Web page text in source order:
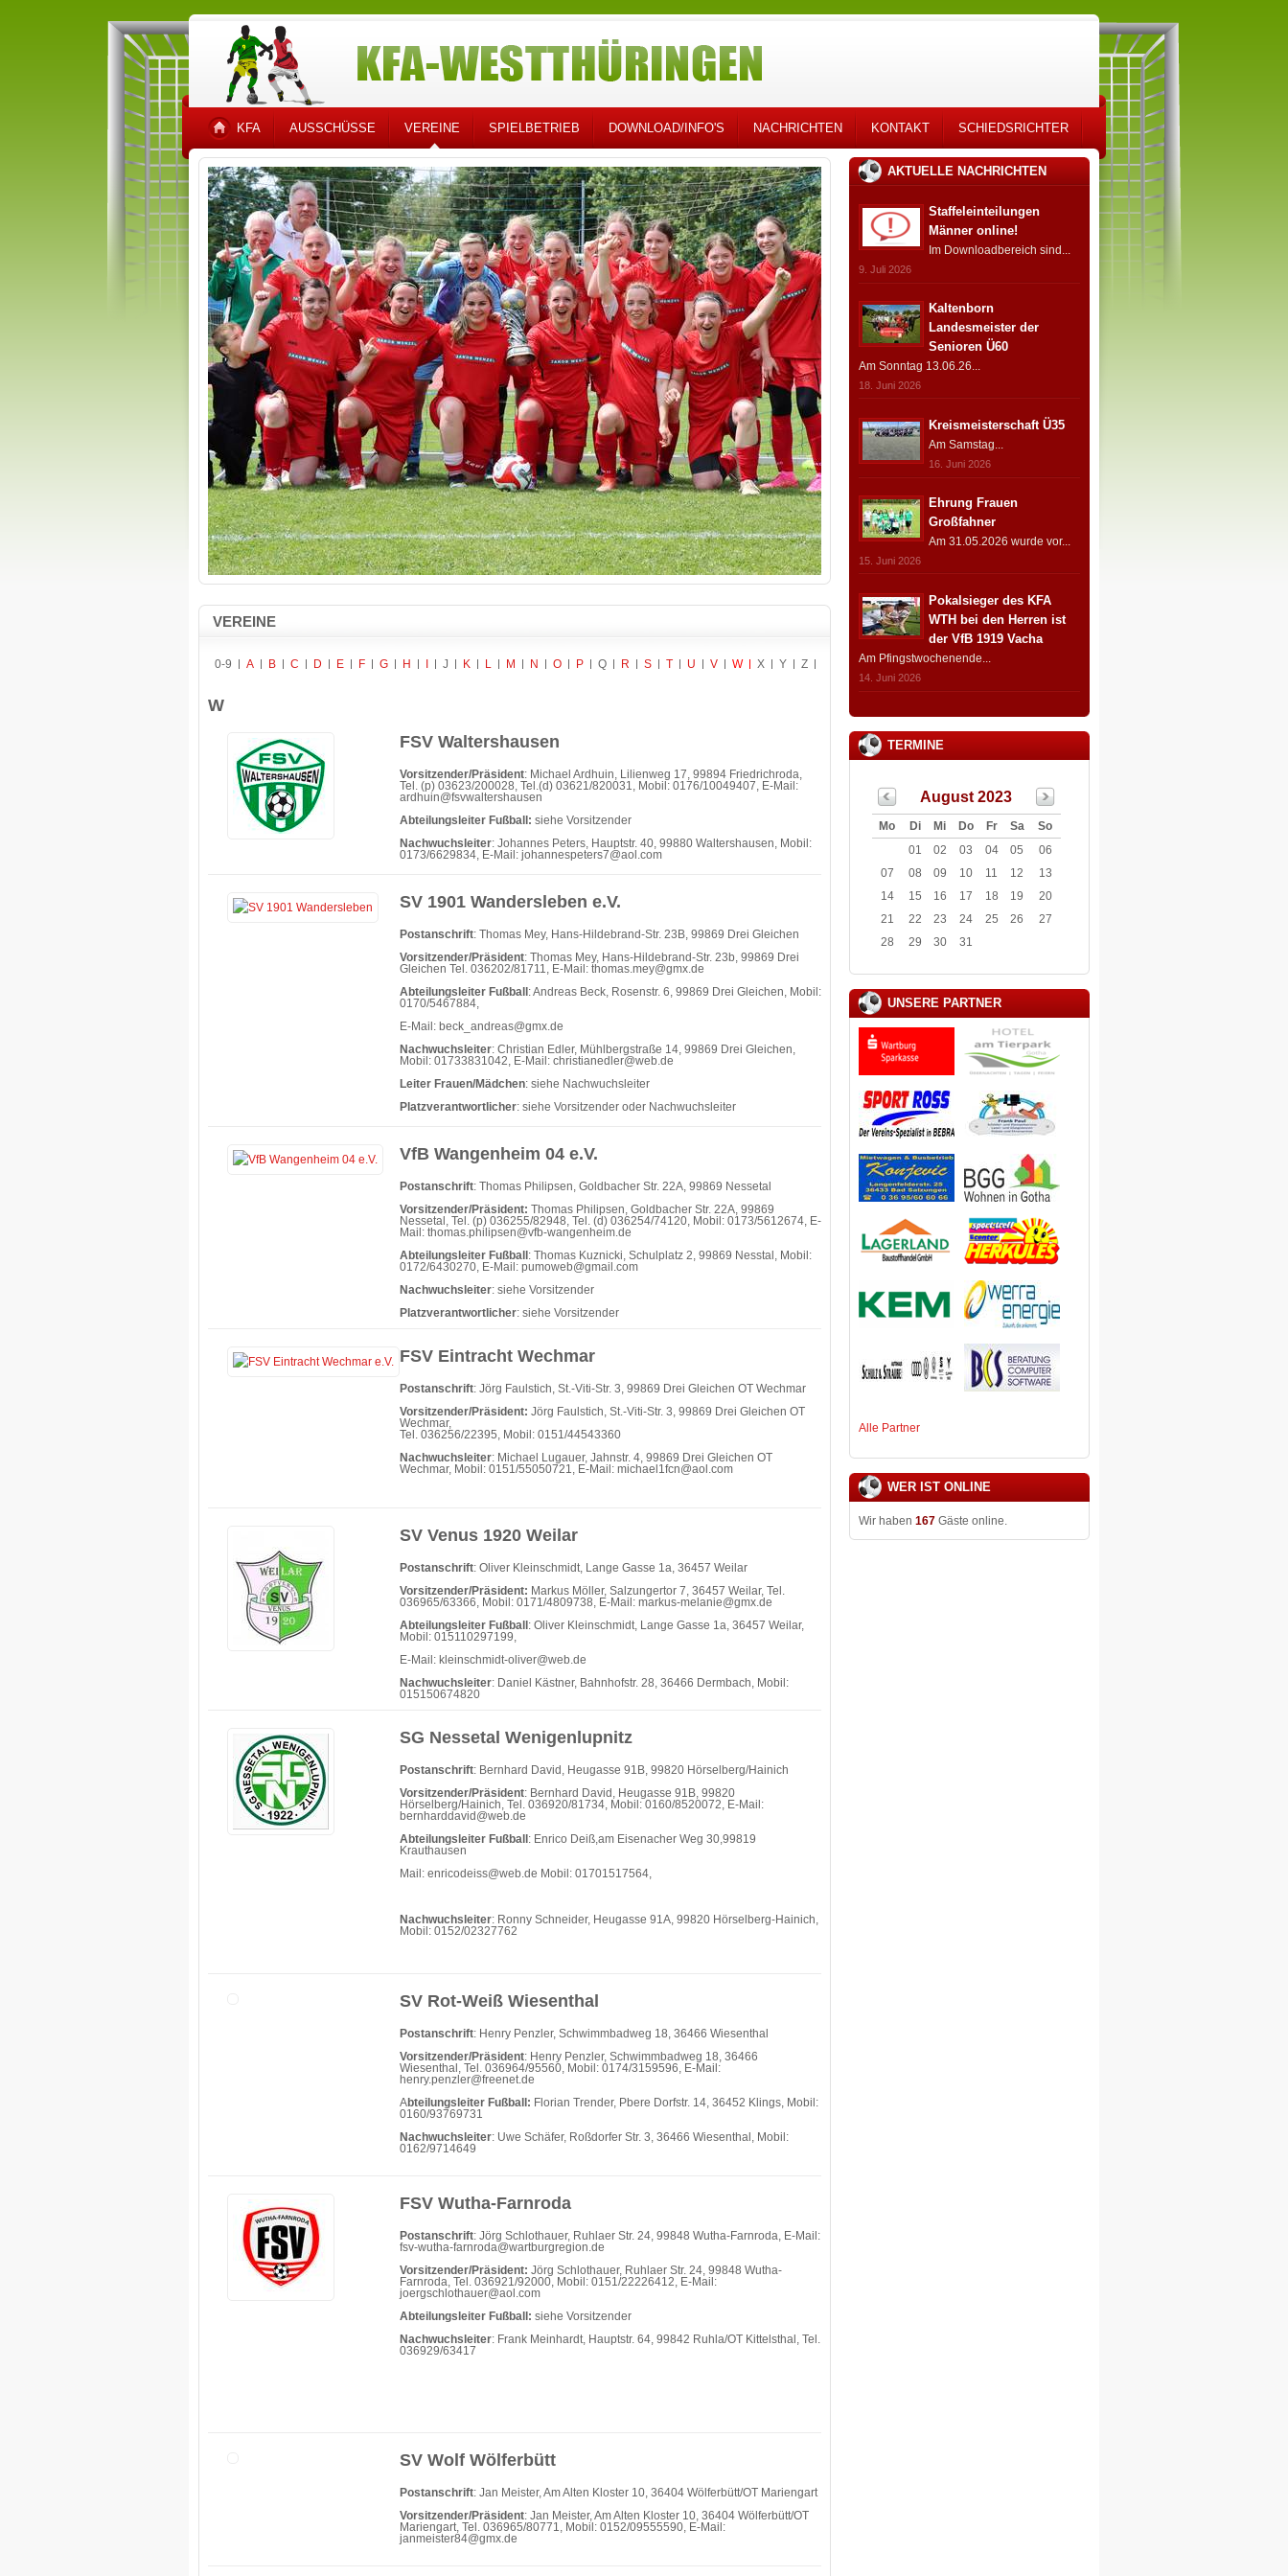
KFA AUSSCHÜSSE VEREINE SPIELBETRIEB DOWNLOAD/INFO'S NACHRICHTEN KONTAKT SCHIEDSRICHTER
VEREINE
0-9 A B C D E F G H J K L M N O P Q R S T U V W X Y Z
W
FSV Waltershausen
Vorsitzender/Präsident: Michael Ardhuin, Lilienweg 17, 99894 Friedrichroda,
Tel. (p) 03623/200028, Tel.(d) 03621/820031, Mobil: 0176/10049407, E-Mail:
ardhuin@fsvwaltershausen
Abteilungsleiter Fußball: siehe Vorsitzender
Nachwuchsleiter: Johannes Peters, Hauptstr. 40, 99880 Waltershausen, Mobil:
0173/6629834, E-Mail: johannespeters7@aol.com
SV 1901 Wandersleben e.V.
Postanschrift: Thomas Mey, Hans-Hildebrand-Str. 23B, 99869 Drei Gleichen
Vorsitzender/Präsident: Thomas Mey, Hans-Hildebrand-Str. 23b, 99869 Drei
Gleichen Tel. 036202/81711, E-Mail: thomas.mey@gmx.de
Abteilungsleiter Fußball : Andreas Beck, Rosenstr. 6, 99869 Drei Gleichen, Mobil:
0170/5467884,
E-Mail: beck_andreas@gmx.de
Nachwuchsleiter: Christian Edler, Mühlbergstraße 14, 99869 Drei Gleichen,
Mobil: 01733831042, E-Mail: christianedler@web.de
Leiter Frauen/Mädchen: siehe Nachwuchsleiter
Platzverantwortlicher: siehe Vorsitzender oder Nachwuchsleiter
VfB Wangenheim 04 e.V.
Postanschrift: Thomas Philipsen, Goldbacher Str. 22A, 99869 Nessetal
Vorsitzender/Präsident: Thomas Philipsen, Goldbacher Str. 22A, 99869
Nessetal, Tel. (p) 036255/82948, Tel. (d) 036254/74120, Mobil: 0173/5612674, E-
Mail: thomas.philipsen@vfb-wangenheim.de
Abteilungsleiter Fußball : Thomas Kuznicki, Schulplatz 2, 99869 Nesstal, Mobil:
0172/6430270, E-Mail: pumoweb@gmail.com
Nachwuchsleiter: siehe Vorsitzender
Platzverantwortlicher: siehe Vorsitzender
FSV Eintracht Wechmar
Postanschrift: Jörg Faulstich, St.-Viti-Str. 3, 99869 Drei Gleichen OT Wechmar
Vorsitzender/Präsident: Jörg Faulstich, St.-Viti-Str. 3, 99869 Drei Gleichen OT
Wechmar,
Tel. 036256/22395, Mobil: 0151/44543360
Nachwuchsleiter: Michael Lugauer, Jahnstr. 4, 99869 Drei Gleichen OT
Wechmar, Mobil: 0151/55050721, E-Mail: michael1fcn@aol.com
SV Venus 1920 Weilar
Postanschrift: Oliver Kleinschmidt, Lange Gasse 1a, 36457 Weilar
Vorsitzender/Präsident: Markus Möller, Salzungertor 7, 36457 Weilar, Tel.
036965/63366, Mobil: 0171/4809738, E-Mail: markus-melanie@gmx.de
Abteilungsleiter Fußball : Oliver Kleinschmidt, Lange Gasse 1a, 36457 Weilar,
Mobil: 015110297199,
E-Mail: kleinschmidt-oliver@web.de
Nachwuchsleiter: Daniel Kästner, Bahnhofstr. 28, 36466 Dermbach, Mobil:
015150674820
SG Nessetal Wenigenlupnitz
Postanschrift: Bernhard David, Heugasse 91B, 99820 Hörselberg/Hainich
Vorsitzender/Präsident: Bernhard David, Heugasse 91B, 99820
Hörselberg/Hainich, Tel. 036920/81734, Mobil: 0160/8520072, E-Mail:
bernharddavid@web.de
Abteilungsleiter Fußball : Enrico Deiß,am Eisenacher Weg 30,99819
Krauthausen
Mail: enricodeiss@web.de Mobil: 01701517564,
Nachwuchsleiter: Ronny Schneider, Heugasse 91A, 99820 Hörselberg-Hainich,
Mobil: 0152/02327762
SV Rot-Weiß Wiesenthal
Postanschrift: Henry Penzler, Schwimmbadweg 18, 36466 Wiesenthal
Vorsitzender/Präsident: Henry Penzler, Schwimmbadweg 18, 36466
Wiesenthal, Tel. 036964/95560, Mobil: 0174/3159596, E-Mail:
henry.penzler@freenet.de
Abteilungsleiter Fußball: Florian Trender, Pbere Dorfstr. 14, 36452 Klings, Mobil:
0160/93769731
Nachwuchsleiter: Uwe Schäfer, Roßdorfer Str. 3, 36466 Wiesenthal, Mobil:
0162/9714649
FSV Wutha-Farnroda
Postanschrift: Jörg Schlothauer, Ruhlaer Str. 24, 99848 Wutha-Farnroda, E-Mail:
fsv-wutha-farnroda@wartburgregion.de
Vorsitzender/Präsident: Jörg Schlothauer, Ruhlaer Str. 24, 99848 Wutha-
Farnroda, Tel. 036921/92000, Mobil: 0151/22226412, E-Mail:
joergschlothauer@aol.com
Abteilungsleiter Fußball: siehe Vorsitzender
Nachwuchsleiter: Frank Meinhardt, Hauptstr. 64, 99842 Ruhla/OT Kittelsthal, Tel.
036929/63417
SV Wolf Wölferbütt
Postanschrift: Jan Meister, Am Alten Kloster 10, 36404 Wölferbütt/OT Mariengart
Vorsitzender/Präsident: Jan Meister, Am Alten Kloster 10, 36404 Wölferbütt/OT
Mariengart, Tel. 036965/80771, Mobil: 0152/09555590, E-Mail:
janmeister84@gmx.de
AKTUELLE NACHRICHTEN
Staffeleinteilungen
Männer online!
Im Downloadbereich sind...
9. Juli 2026
Kaltenborn
Landesmeister der
Senioren Ü60
Am Sonntag 13.06.26...
18. Juni 2026
Kreismeisterschaft Ü35
Am Samstag...
16. Juni 2026
Ehrung Frauen
Großfahner
Am 31.05.2026 wurde vor...
15. Juni 2026
Pokalsieger des KFA
WTH bei den Herren ist
der VfB 1919 Vacha
Am Pfingstwochenende...
14. Juni 2026
TERMINE
August 2023
Mo Di Mi Do Fr Sa
So
01
02 03 04 05
06
07
08 09 10 11 12
13
14
15 16 17 18 19
20
21
22 23 24 25 26
27
28
29 30 31
UNSERE PARTNER
Alle Partner
WER IST ONLINE
Wir haben 167Gäste online.